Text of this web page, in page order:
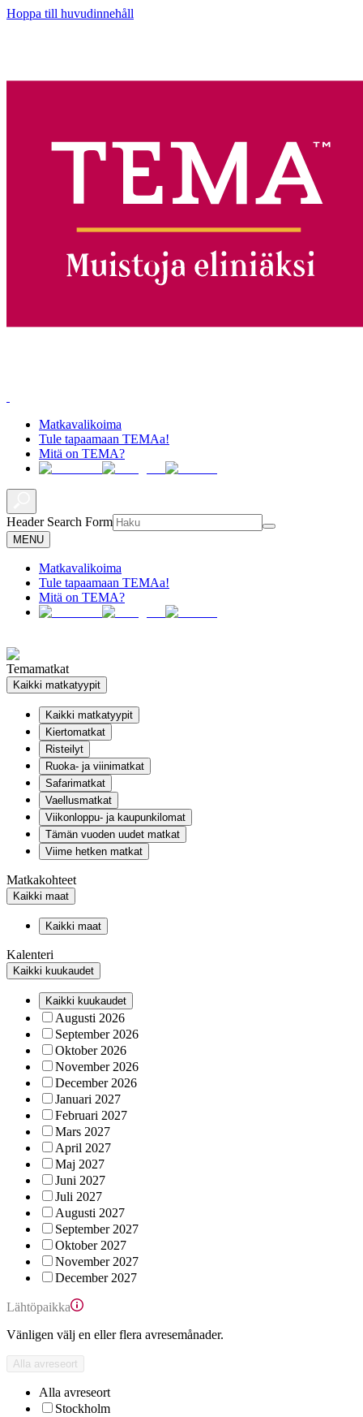
Hoppa till huvudinnehåll
Matkavalikoima
Tule tapaamaan TEMAa!
Mitä on TEMA?
Header Search Form
MENU
Matkavalikoima
Tule tapaamaan TEMAa!
Mitä on TEMA?
Temamatkat
Kaikki matkatyypit
Kaikki matkatyypit
Kiertomatkat
Risteilyt
Ruoka- ja viinimatkat
Safarimatkat
Vaellusmatkat
Viikonloppu- ja kaupunkilomat
Tämän vuoden uudet matkat
Viime hetken matkat
Matkakohteet
Kaikki maat
Kaikki maat
Kalenteri
Kaikki kuukaudet
Kaikki kuukaudet
Augusti 2026
September 2026
Oktober 2026
November 2026
December 2026
Januari 2027
Februari 2027
Mars 2027
April 2027
Maj 2027
Juni 2027
Juli 2027
Augusti 2027
September 2027
Oktober 2027
November 2027
December 2027
Lähtöpaikka
Vänligen välj en eller flera avresemånader.
Alla avreseort
Alla avreseort
Stockholm